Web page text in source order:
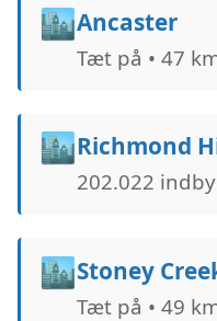
🏙️Ancaster
Tæt på • 47
🏙️Richmond
202.022
🏙️Stoney
Tæt på • 49